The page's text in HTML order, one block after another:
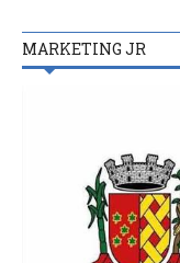
MARKETING JR